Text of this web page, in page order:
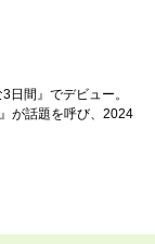
間』でデビュー。
が話題を呼び、2024